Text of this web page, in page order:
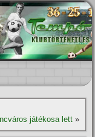
játékosa lett»